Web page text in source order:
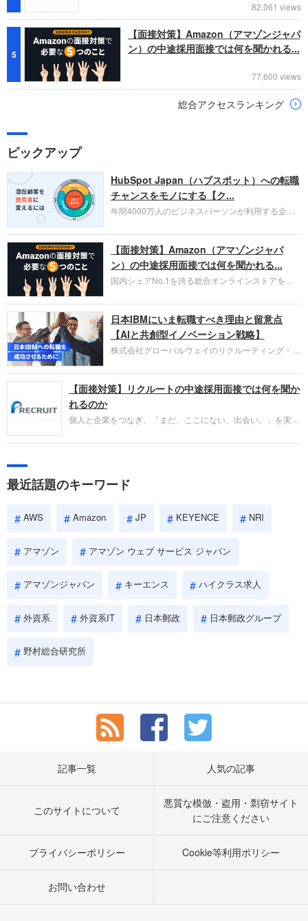
82,061 views
5
【面接対策】Amazon（アマゾンジャパ
ン）の中途採用面接では何を聞かれる...
77,600 views
総合アクセスランキング
ピックアップ
HubSpot Japan（ハブスポット）への転職
チャンスをモノにする【ク...
年間4000万人のビジネスパーソンが利用する企業
お勧めするイチオシ企業をご紹介します。今回はク
ラウド型CRMプラットフォームを提供する
HubSpot Japan（ハブスポット・ジャパン）株式会
社です。採用面接対策の企業研究にご活用くださ
い。
【面接対策】Amazon（アマゾンジャパ
ン）の中途採用面接では何を聞かれる...
国内シェアNo.1を誇る総合オンラインストアを運
圧倒的な存在感を持つAmazon。中途採用面接では
過去の具体的な業務成果やリーダーシップの発揮、
失敗からの学びが重視され、人間性やカルチャーフ
ィットも評価対象となり、長期的に成長できる仲間
であるかを多角的に審査されます。
日本IBMにいま転職すべき理由と留意点
【AIと共創型イノベーション戦略】
株式会社グローバルウェイのリクルーティング・パ
パーソンが利用する企業口コミサイト「キャリコ
ネ」の転職エージェントがお勧めするイチオシ企業
IBMです。採用面接対策の企業研究にご活用くださ
い。
【面接対策】リクルートの中途採用面接では何を聞か
れるのか
個人と企業をつなぎ、「まだ、ここにない、出会い。」を実現
やこれまでの成果を具体的に問われるほか、「人間性」も評価
しょう。
最近話題のキーワード
AWS Amazon JP KEYENCE NRI
アマゾン アマゾン ウェブ サービス ジャパン
アマゾンジャパン キーエンス ハイクラス求人
外資系 外資系IT 日本郵政 日本郵政グループ
野村総合研究所
記事一覧 人気の記事
このサイトについて
悪質な模倣・盗用・剽窃サイト
にご注意ください
プライバシーポリシー Cookie等利用ポリシー
お問い合わせ